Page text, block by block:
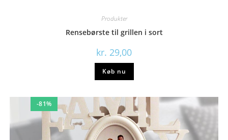
Produkter
Rensebørste til grillen i sort
kr. 29,00
Køb nu
-81%